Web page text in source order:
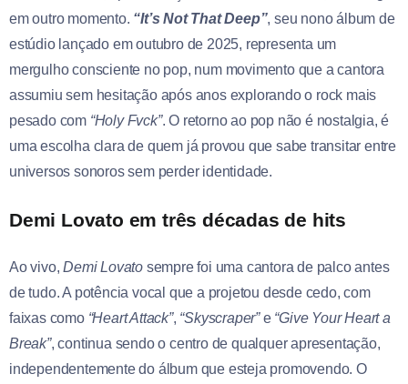
em outro momento. “It’s Not That Deep”, seu nono álbum de
estúdio lançado em outubro de 2025, representa um
mergulho consciente no pop, num movimento que a cantora
assumiu sem hesitação após anos explorando o rock mais
pesado com “Holy Fvck”. O retorno ao pop não é nostalgia, é
uma escolha clara de quem já provou que sabe transitar entre
universos sonoros sem perder identidade.
Demi Lovato em três décadas de hits
Ao vivo,Demi Lovato sempre foi uma cantora de palco antes
de tudo. A potência vocal que a projetou desde cedo, com
faixas como “Heart Attack”, “Skyscraper”e “Give Your Heart a
Break”, continua sendo o centro de qualquer apresentação,
independentemente do álbum que esteja promovendo. O